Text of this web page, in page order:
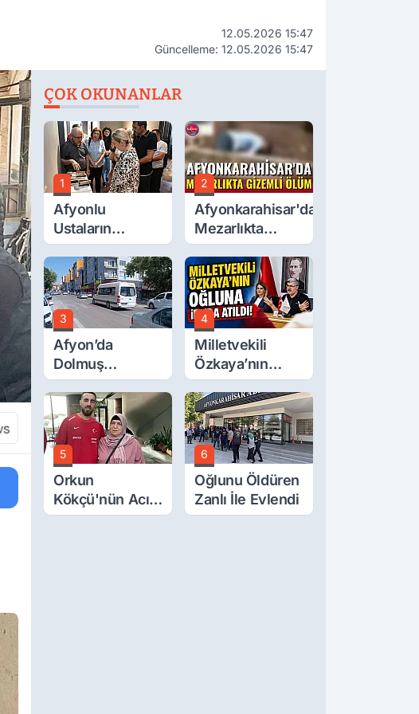
12.05.2026 15:47
Güncelleme: 12.05.2026 15:47
ÇOK OKUNANLAR
1
Afyonlu
Ustaların
Eserleri
Görücüye Çıktı
2
Afyonkarahisar'da
Mezarlıkta
Gizemli Ölüm
3
Afyon’da
Dolmuş
Ücretlerine
Yüzde 40 Zam
Talebi
4
Milletvekili
Özkaya’nın
Oğluna İftira
Atıldı
5
Orkun
Kökçü'nün Acı
Günü... Cenaze
6
Oğlunu Öldüren
Zanlı İle Evlendi